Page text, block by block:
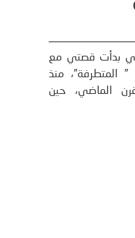
بدأت قصتي مع
” المتطرفة”، منذ
الماضي، حين